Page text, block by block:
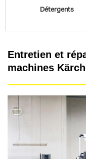
Détergents
Entretien et
machines